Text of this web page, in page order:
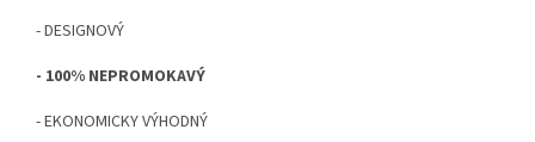
- DESIGNOVÝ
- 100% NEPROMOKAVÝ
- EKONOMICKY VÝHODNÝ